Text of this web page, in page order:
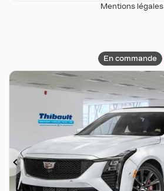
Mentions légales
En commande
Précédent